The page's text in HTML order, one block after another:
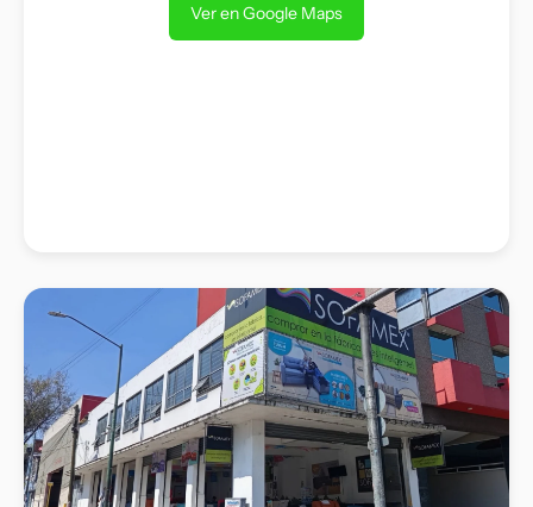
Ver en Google Maps